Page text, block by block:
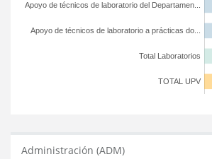
TOTAL UPV
Total Laboratorios
Apoyo de técnicos de laboratorio a prácticas do...
Apoyo de técnicos de laboratorio del Departamen...
Administración (ADM)